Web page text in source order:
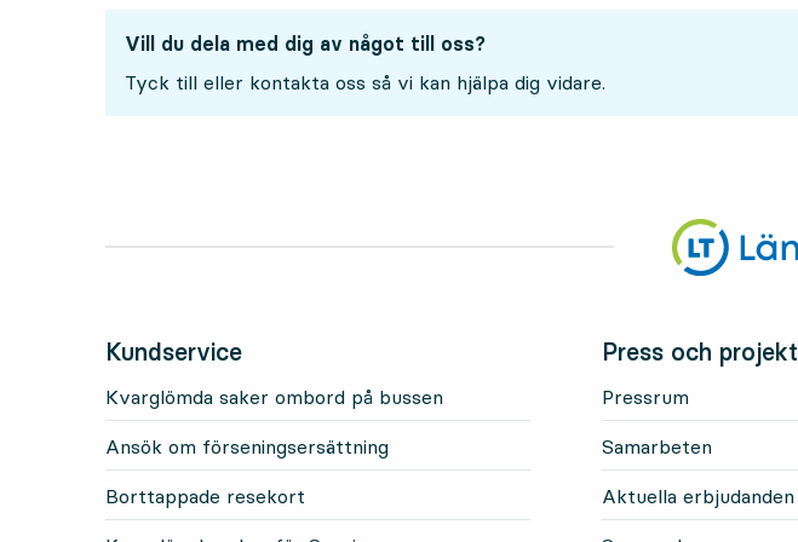
Vill du dela med dig av något till oss?
Tyck till eller kontakta oss så vi kan hjälpa dig vidare.
Kundservice
Kvarglömda saker ombord på bussen
Ansök om förseningsersättning
Borttappade resekort
Press och projekt
Pressrum
Samarbeten
Aktuella erbjudanden